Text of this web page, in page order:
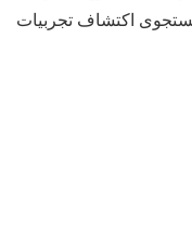
اکتشاف تجربیات